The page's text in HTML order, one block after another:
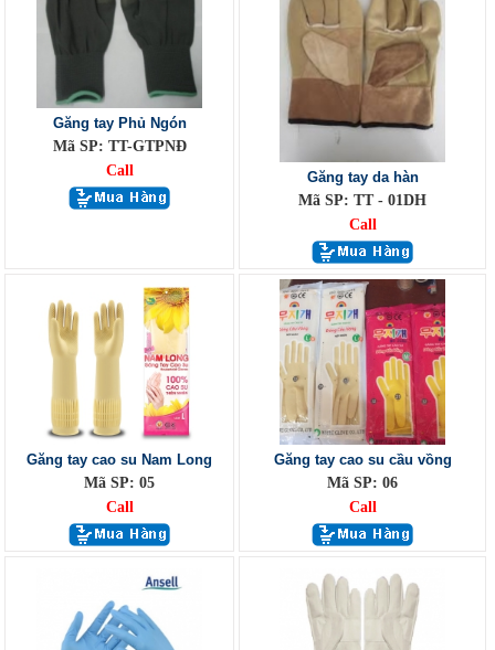
Găng tay Phủ Ngón
Mã SP: TT-GTPNĐ
Call
Găng tay da hàn
Mã SP: TT - 01DH
Call
Găng tay cao su Nam Long
Mã SP: 05
Call
Găng tay cao su cầu vồng
Mã SP: 06
Call